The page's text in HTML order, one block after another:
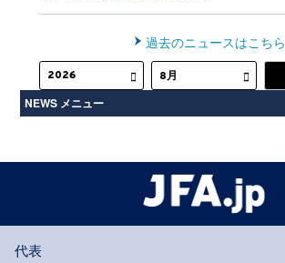
過去のニュースはこちら
NEWS メニュー
代表